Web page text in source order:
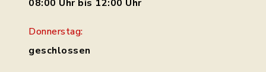
08:00 Uhr bis 12:00 Uhr
Donnerstag:
geschlossen